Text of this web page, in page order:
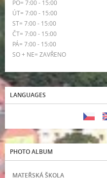
PO= 7:00 - 15:00
ÚT= 7:00 - 15:00
ST= 7:00 - 15:00
ČT= 7:00 - 15:00
PÁ= 7:00 - 15:00
SO + NE= ZAVŘENO
LANGUAGES
PHOTO ALBUM
MATEŘSKÁ ŠKOLA